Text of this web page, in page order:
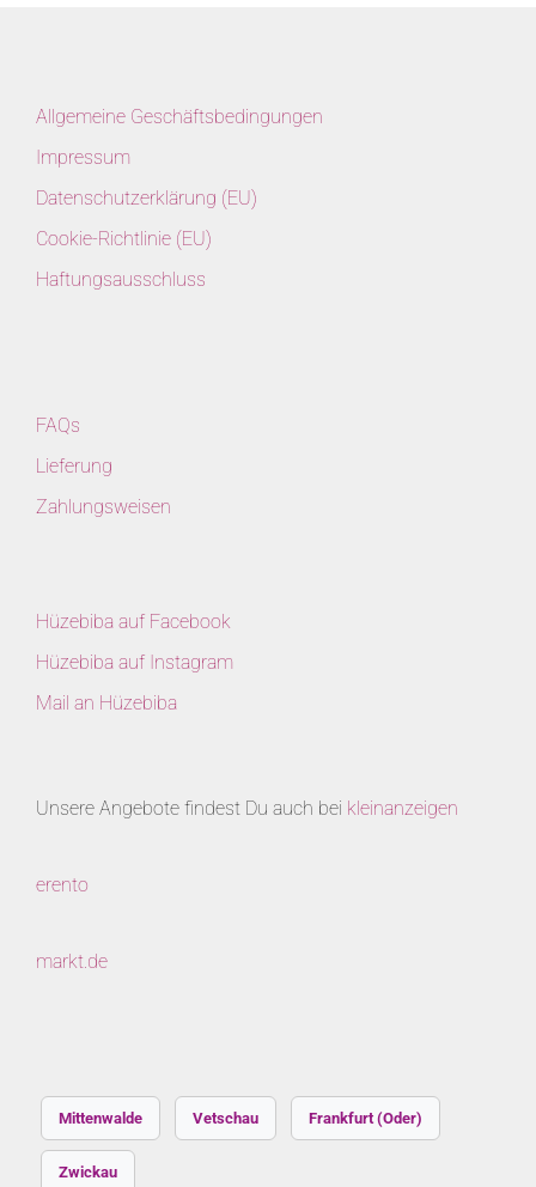
Allgemeine Geschäftsbedingungen
Impressum
Datenschutzerklärung (EU)
Cookie-Richtlinie (EU)
Haftungsausschluss
FAQs
Lieferung
Zahlungsweisen
Hüzebiba auf Facebook
Hüzebiba auf Instagram
Mail an Hüzebiba
Unsere Angebote findest Du auch bei kleinanzeigen
erento
markt.de
Mittenwalde Vetschau Frankfurt (Oder)
Zwickau